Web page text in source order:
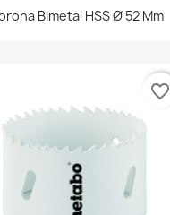
Vista rápida
Bimetal HSS Ø 52 Mm
favorite_border